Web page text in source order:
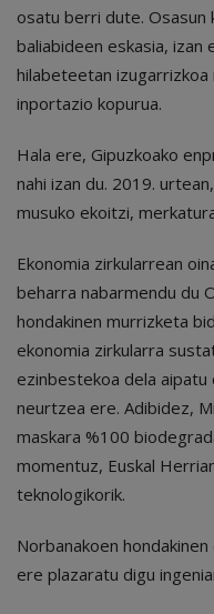
osatu berri dute. Osasun
baliabideen eskasia, izan
hilabeteetan izugarrizkoa
inportazio kopurua.
Hala ere, Gipuzkoako
nahi izan du. 2019.
musuko ekoitzi,
Ekonomia zirkularrean
beharra nabarmendu du
hondakinen murrizketa
ekonomia zirkularra
ezinbestekoa dela
neurtzea ere. Adibidez,
maskara %100
momentuz, Euskal
teknologikorik.
Norbanakoen
ere plazaratu digu